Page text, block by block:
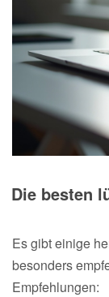
Die besten
Es gibt einige
besonders
Empfehlungen: